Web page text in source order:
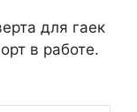
для гаек
в работе.